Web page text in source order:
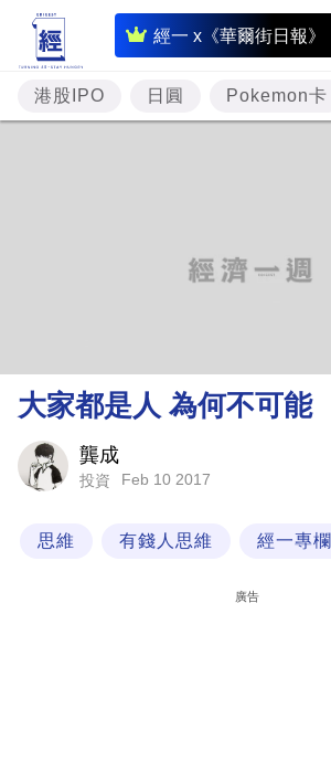
經一 x《華爾街日報》
即
時
財
經
理
財
業
技
港股IPO 日圓 Pokemon卡
大家都是人 為何不可能
龔成
投資 Feb 10 2017
思維 有錢人思維 經一專欄
廣告